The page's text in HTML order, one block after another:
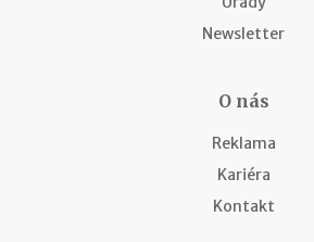
Newsletter
O nás
Reklama
Kariéra
Kontakt